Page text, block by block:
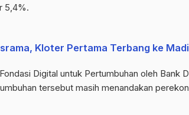
5,4%.
Kloter Pertama Terbang ke
Digital untuk Pertumbuhan oleh Bank
tersebut masih menandakan